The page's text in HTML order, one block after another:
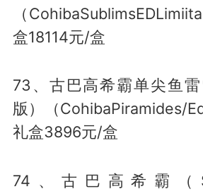
（
盒18114元/盒
73、古巴高希霸单尖鱼
版）（CohibaPiramides/
礼盒3896元/盒
74、古巴高希霸（